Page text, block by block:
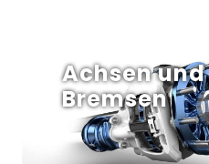
Achsen und
Bremsen